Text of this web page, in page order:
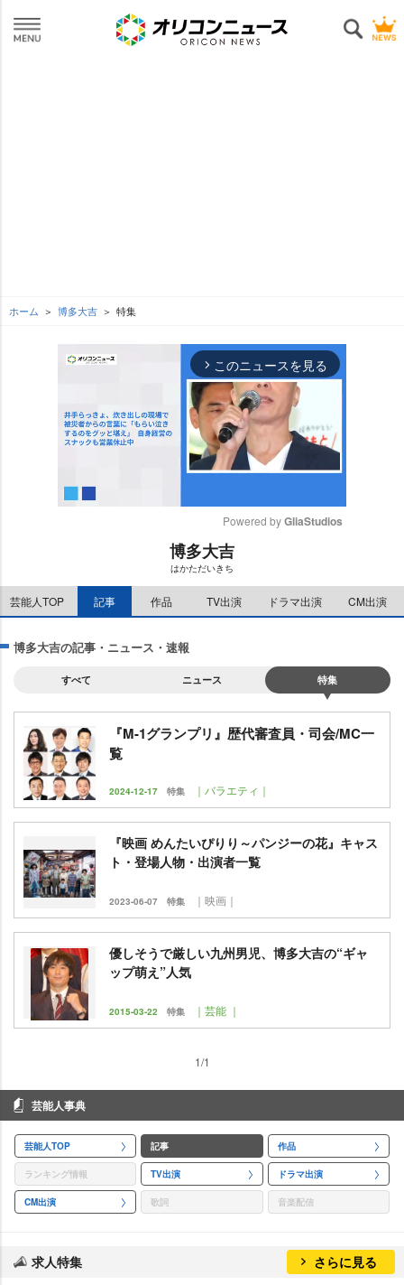
ホーム 博多大吉 特集
arrow_forward_ios このニュースを見る
e
Powered by GliaStudios
博多大吉
はかただいきち
芸能人TOP 記事 作品 TV出演 ドラマ出演 CM出演
博多大吉の記事・ニュース・速報
すべて ニュース 特集
『M-1グランプリ』歴代審査員・司会/MC一
覧
2024-12-17 特集 ｜バラエティ｜
『映画 めんたいぴりり～パンジーの花』キャス
ト・登場人物・出演者一覧
2023-06-07 特集 ｜映画｜
優しそうで厳しい九州男児、博多大吉の“ギャ
ップ萌え”人気
2015-03-22 特集 ｜芸能 ｜
1/1
芸能人事典
芸能人TOP 記事 作品
ランキング情報 TV出演 ドラマ出演
CM出演 歌詞 音楽配信
求人特集 さらに見る